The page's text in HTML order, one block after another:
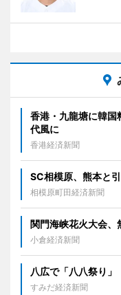
香港・九龍塘に韓
代風に
香港経済新聞
SC相模原、熊本と
相模原町田経済新聞
関門海峡花火大会、
小倉経済新聞
八広で「八八祭り
すみだ経済新聞